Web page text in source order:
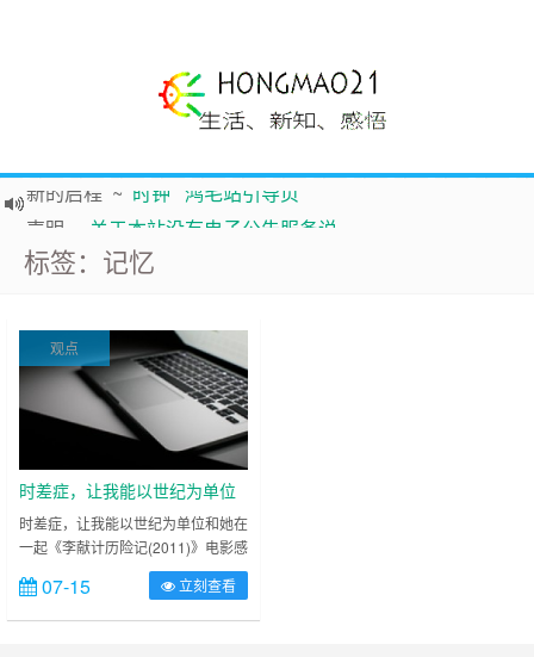
新的启程~时钟 鸿毛站引导页
声明
关于本站没有电子公告服务说明-20180517
践行自由、开放、互
标签：记忆
观点
时差症，让我能以世纪为单位
和她在一起《李献计历险记
(2011)》电影感悟
时差症，让我能以世纪为单位和她在
一起《李献计历险记(2011)》电影感
悟.曾经我是好奇的充满着对未来的
期盼和过去的畅想。如今，我最讨厌
的是能预知未来和回到过去；害怕回
07-15 立刻查看